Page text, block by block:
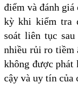
điểm và đánh giá
kỳ khi kiểm tra
soát liên tục
nhiều rủi ro tiềm
không được phát
cậy và uy tín của